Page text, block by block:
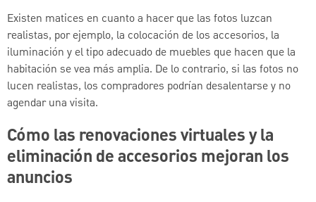
Existen matices en cuanto a hacer que las fotos luzcan
realistas, por ejemplo, la colocación de los accesorios, la
iluminación y el tipo adecuado de muebles que hacen que la
habitación se vea más amplia. De lo contrario, si las fotos no
lucen realistas, los compradores podrían desalentarse y no
agendar una visita.
Cómo las renovaciones virtuales y la
eliminación de accesorios mejoran los
anuncios